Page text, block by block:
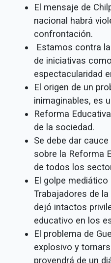
El mensaje de
nacional habrá
confrontación.
Estamos contra
de iniciativas
espectacularidad
El origen de un
inimaginables, es
Reforma
de la sociedad.
Se debe dar
sobre la Reforma
de todos los
El golpe
Trabajadores de
dejó intactos
educativo en los
El problema de
explosivo y
provendrá de un